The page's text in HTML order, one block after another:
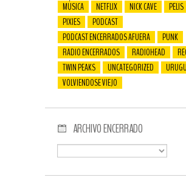
MÚSICA
NETFLIX NICK CAVE
PELIS
PIXIES
PODCAST
PODCAST ENCERRADOS AFUERA
PUNK
RADIO ENCERRADOS
RADIOHEAD
TWIN PEAKS
UNCATEGORIZED
VOLVIENDOSE VIEJO
ARCHIVO ENCERRADO